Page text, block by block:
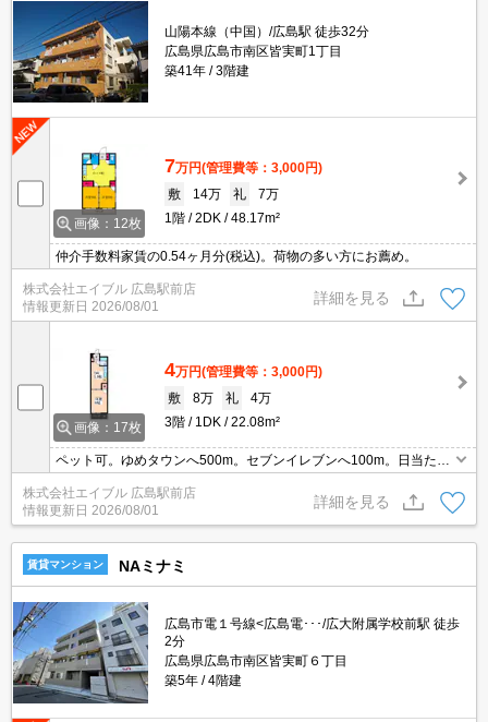
山陽本線（中国）/広島駅 徒歩32分
広島県広島市南区皆実町1丁目
築41年
3階建
画像：12枚
7万円(管理費等：3,000円)
敷
14万 礼
7万
1階
2DK 48.17m²
仲介手数料家賃の0.54ヶ月分(税込)。荷物の多い方にお薦め。
株式会社エイブル 広島駅前店
情報更新日 2026/08/01
詳細を見る
画像：17枚
4万円(管理費等：3,000円)
敷
8万 礼
4万
3階
1DK 22.08m²
ペット可。ゆめタウンへ500m。セブンイレブンへ100m。日当たり
良好。
株式会社エイブル 広島駅前店
情報更新日 2026/08/01
詳細を見る
賃貸マンション NAミナミ
広島市電１号線<広島電･･･/広大附属学校前駅 徒歩
2分
広島県広島市南区皆実町６丁目
築5年
4階建